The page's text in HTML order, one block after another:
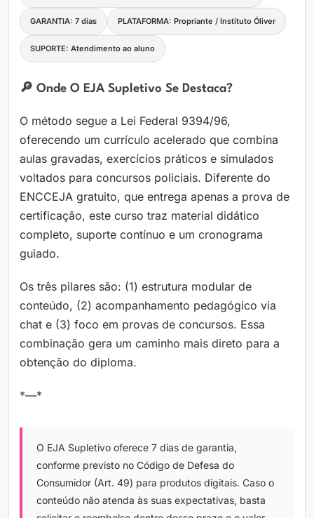
GARANTIA: 7 dias PLATAFORMA: Propriante / Instituto Óliver
SUPORTE: Atendimento ao aluno
🔎 Onde O EJA Supletivo Se Destaca?
O método segue a Lei Federal 9394/96,
oferecendo um currículo acelerado que combina
aulas gravadas, exercícios práticos e simulados
voltados para concursos policiais. Diferente do
ENCCEJA gratuito, que entrega apenas a prova de
certificação, este curso traz material didático
completo, suporte contínuo e um cronograma
guiado.
Os três pilares são: (1) estrutura modular de
conteúdo, (2) acompanhamento pedagógico via
chat e (3) foco em provas de concursos. Essa
combinação gera um caminho mais direto para a
obtenção do diploma.
*—*
O EJA Supletivo oferece 7 dias de garantia,
conforme previsto no Código de Defesa do
Consumidor (Art. 49) para produtos digitais. Caso o
conteúdo não atenda às suas expectativas, basta